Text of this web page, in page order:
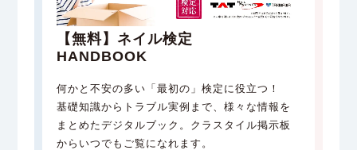
【無料】 ネイル検定
HANDBOOK
何かと不安の多い「最初の」検定に役立つ！
基礎知識からトラブル実例まで、様々な情報を
まとめたデジタルブック。クラスタイル掲示板
からいつでもご覧になれます。